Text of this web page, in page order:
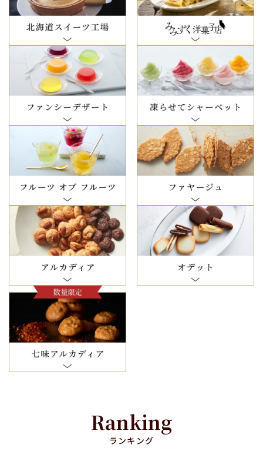
Ranking
ランキング